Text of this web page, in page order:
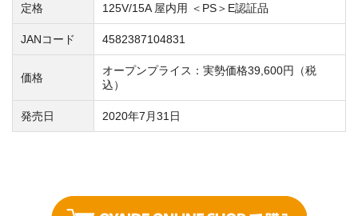
定格 125V/15A 屋内用 ＜PS＞E認証品
JANコード 4582387104831
価格
オープンプライス：実勢価格39,600円（税
込）
発売日 2020年7月31日